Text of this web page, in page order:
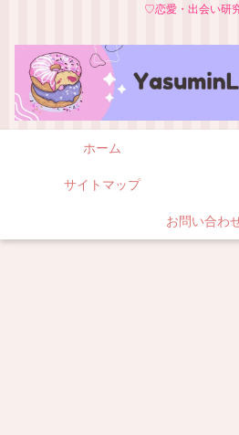
♡恋愛・出会い研
ホーム
サイトマップ
お問い合わ